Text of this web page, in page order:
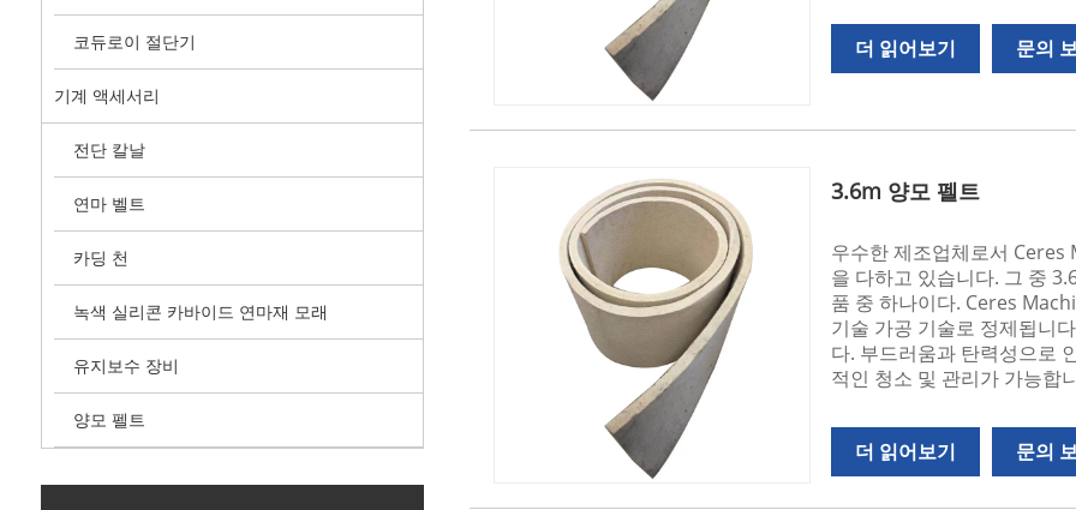
코듀로이 절단기
기계 액세서리
전단 칼날
연마 벨트
카딩 천
녹색 실리콘 카바이드 연마재 모래
유지보수 장비
양모 펠트
더 읽어보기 문의
3.6m 양모 펠트
우수한 제조업체로서
을 다하고 있습니다. 그 중
품 중 하나이다. Ceres
기술 가공 기술로 정제됩니
다. 부드러움과 탄력성으로
적인 청소 및 관리가 가능합
더 읽어보기 문의